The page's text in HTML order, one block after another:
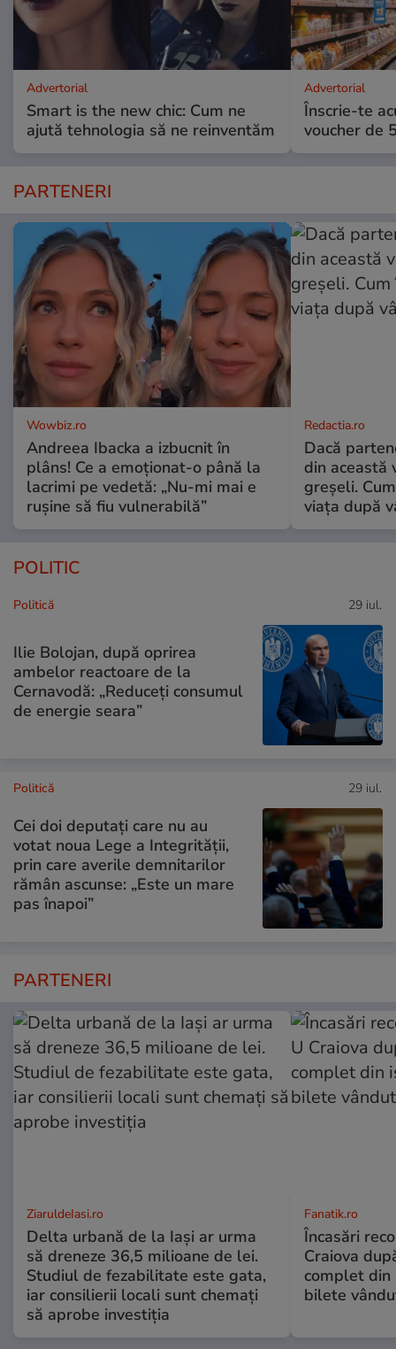
Advertorial
Smart is the new chic: Cum ne
ajută tehnologia să ne reinventăm
Advertorial
Înscrie-te
voucher de
PARTENERI
Wowbiz.ro
Andreea Ibacka a izbucnit în
plâns! Ce a emoționat-o până la
lacrimi pe vedetă: „Nu-mi mai e
rușine să fiu vulnerabilă”
Redactia.ro
Dacă
din această
greșeli.
viața după
POLITIC
Politică 29 iul.
Ilie Bolojan, după oprirea
ambelor reactoare de la
Cernavodă: „Reduceți consumul
de energie seara”
Politică 29 iul.
Cei doi deputați care nu au
votat noua Lege a Integrității,
prin care averile demnitarilor
rămân ascunse: „Este un mare
pas înapoi”
PARTENERI
ZiaruldeIasi.ro
Delta urbană de la Iași ar urma
să dreneze 36,5 milioane de lei.
Studiul de fezabilitate este gata,
iar consilierii locali sunt chemați
să aprobe investiția
Fanatik.ro
Încasări
Craiova
complet din
bilete